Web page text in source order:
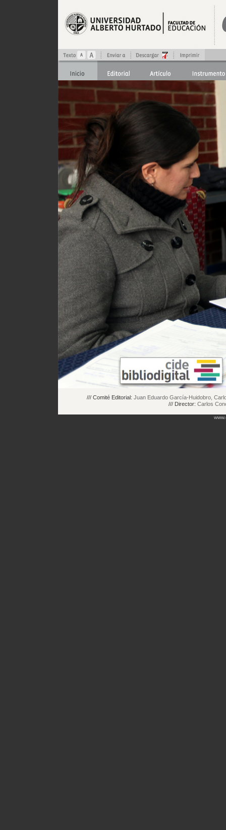
/// Comité Editorial: Juan Eduardo García-Huidobro,
/// Director: Carlos